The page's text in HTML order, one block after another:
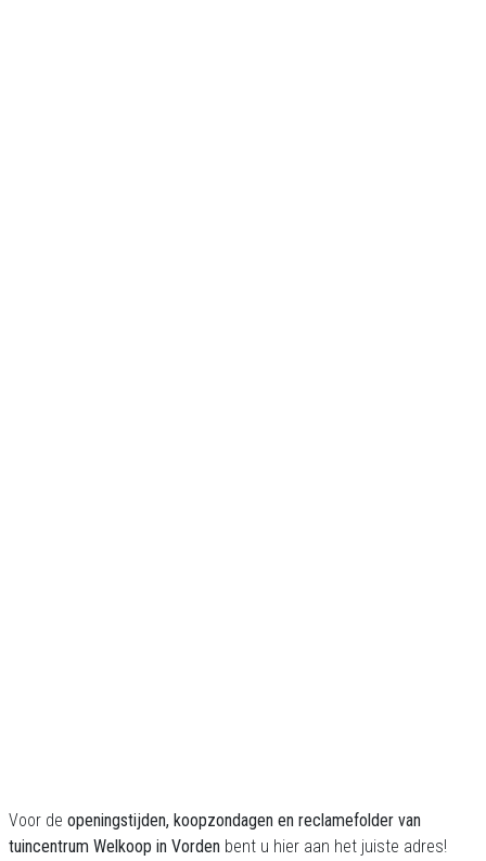
Voor de openingstijden, koopzondagen en reclamefolder van
tuincentrum Welkoop in Vorden bent u hier aan het juiste adres!